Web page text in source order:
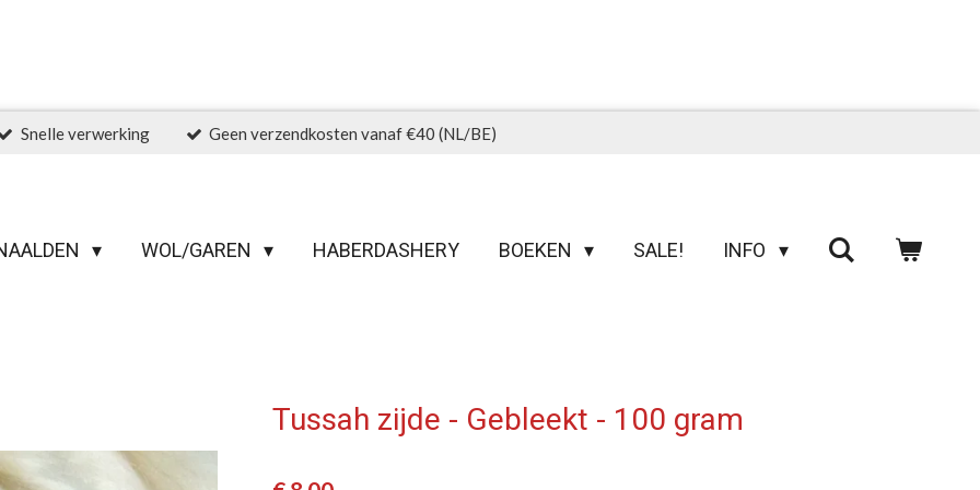
Snelle verwerking Geen verzendkosten vanaf €40 (NL/BE)
WOL/GAREN HABERDASHERY BOEKEN SALE! INFO
Tussah zijde - Gebleekt - 100 gram